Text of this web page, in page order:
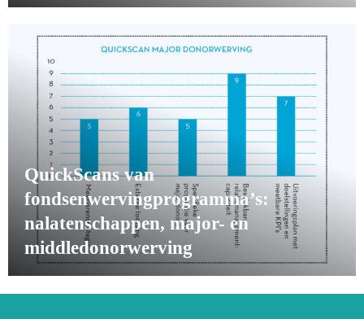
QuickScans van
fondsenwervingprogramma’s:
nalatenschappen, major- en
middledonorwerving